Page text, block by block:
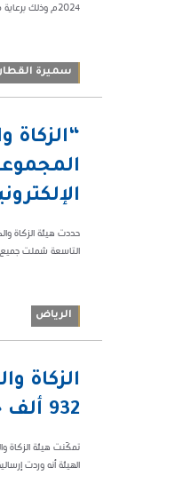
2024م وذلك برعاية معالي وزير المالية، رئيس مجلس إدارة الهيئة، الأستاذ ...
سميرة
“الزكاة
حددت هيئة الزكاة
التاسعة شملت جميع
الرياض
الزكاة
932 ألف حبة كبتاجون مُخبأة في إرسالية “رمان”
الهيئة أنه وردت